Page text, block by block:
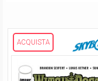
ACQUISTA